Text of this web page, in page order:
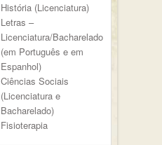
História (Licenciatura)
Letras –
Licenciatura/Bacharelado
(em Português e em
Espanhol)
Ciências Sociais
(Licenciatura e
Bacharelado)
Fisioterapia